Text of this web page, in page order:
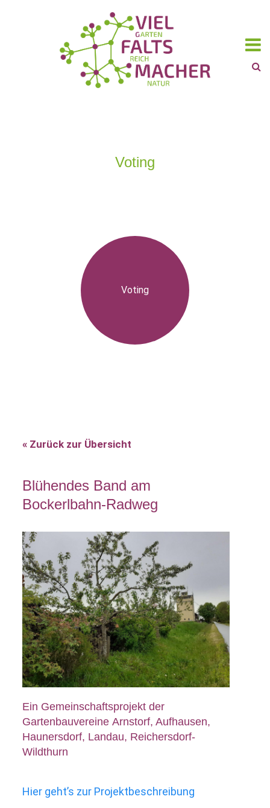
Voting
Voting
« Zurück zur Übersicht
Blühendes Band am
Bockerlbahn-Radweg
Ein Gemeinschaftsprojekt der
Gartenbauvereine Arnstorf, Aufhausen,
Haunersdorf, Landau, Reichersdorf-
Wildthurn
Hier geht’s zur Projektbeschreibung